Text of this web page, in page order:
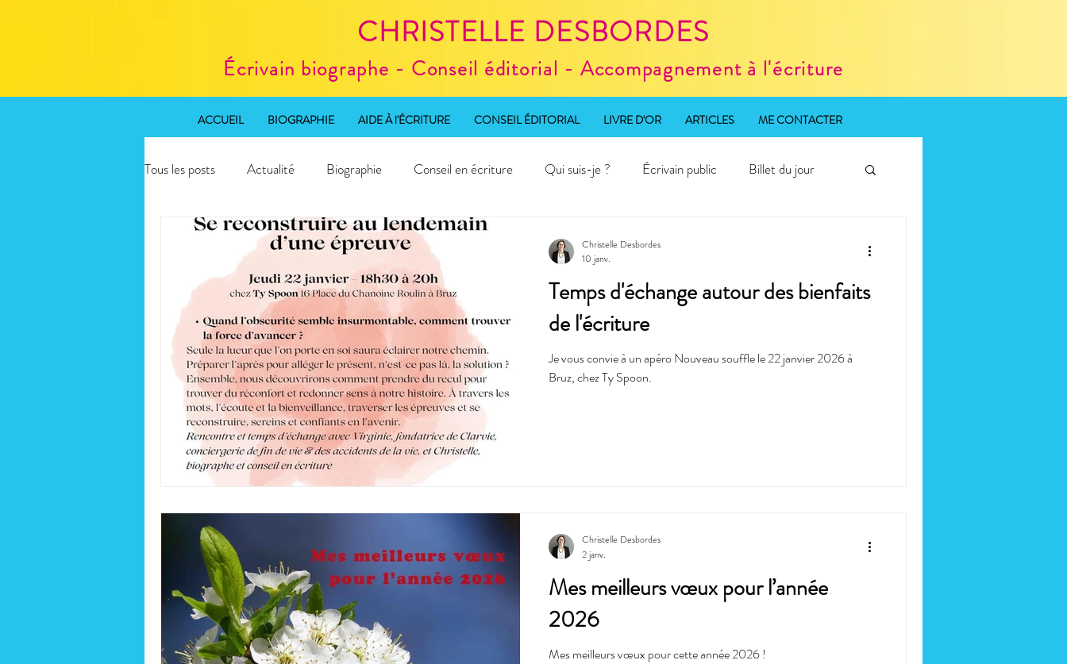
CHRISTELLE DESBORDES
Écrivain biographe - Conseil éditorial - Accompagnement à l'écriture
ACCUEIL BIOGRAPHIE AIDE À l'ÉCRITURE CONSEIL ÉDITORIAL LIVRE D'OR ARTICLES ME CONTACTER
Tous les posts Actualité Biographie Conseil en écriture Qui suis-je ? Écrivain public Billet du jour
Rédaction web SEO Atelier d'écriture
Temps d'échange autour des bienfaits
de l'écriture
Je vous convie à un apéro Nouveau souffle le 22 janvier 2026 à
Bruz, chez Ty Spoon.
Christelle Desbordes
10 janv.
Mes meilleurs vœux pour l’année
2026
Mes meilleurs vœux pour cette année 2026 !
Christelle Desbordes
2 janv.